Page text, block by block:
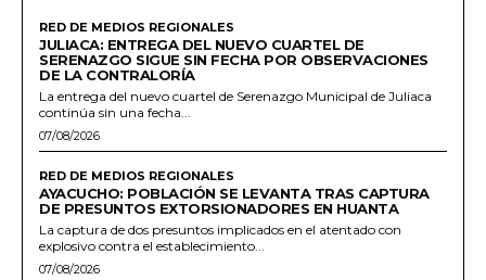
RED DE MEDIOS REGIONALES
JULIACA: ENTREGA DEL NUEVO CUARTEL DE
SERENAZGO SIGUE SIN FECHA POR OBSERVACIONES
DE LA CONTRALORÍA
La entrega del nuevo cuartel de Serenazgo Municipal de Juliaca
continúa sin una fecha...
07/08/2026
RED DE MEDIOS REGIONALES
AYACUCHO: POBLACIÓN SE LEVANTA TRAS CAPTURA
DE PRESUNTOS EXTORSIONADORES EN HUANTA
La captura de dos presuntos implicados en el atentado con
explosivo contra el establecimiento...
07/08/2026